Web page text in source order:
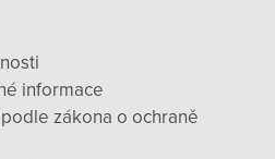
informace
zákona o ochraně